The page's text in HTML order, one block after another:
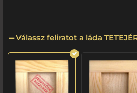
Válassz feliratot a láda